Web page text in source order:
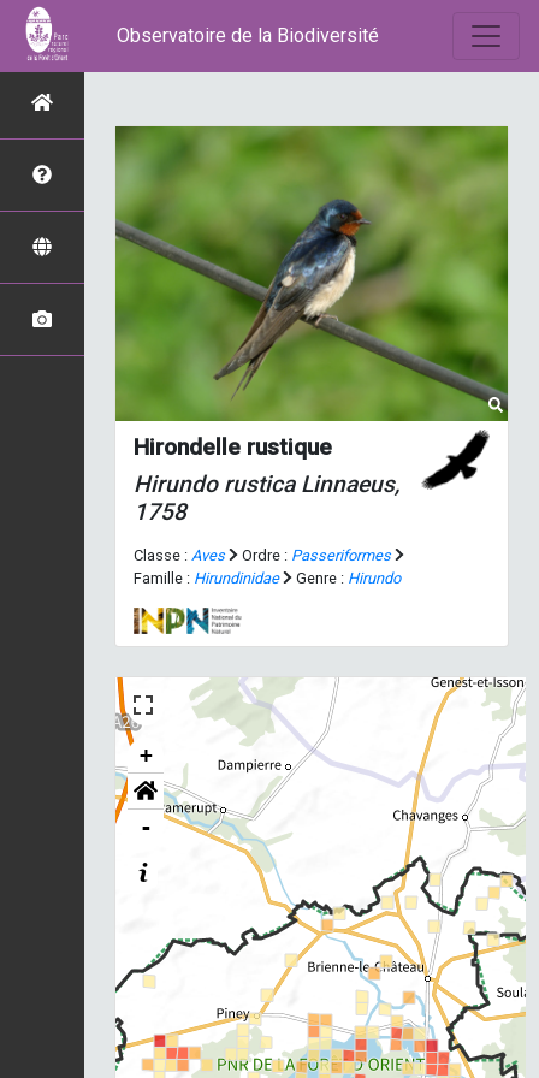
Observatoire de la Biodiversité
Hirondelle rustique
Hirundo rusticaLinnaeus,
1758
Classe : Aves Ordre : Passeriformes
Famille : Hirundinidae Genre : Hirundo
+
-